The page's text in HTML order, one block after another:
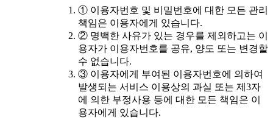
① 이용자번호 및 비밀번호에 대한 모든 관리
책임은 이용자에게 있습니다.
② 명백한 사유가 있는 경우를 제외하고는 이
용자가 이용자번호를 공유, 양도 또는 변경할
수 없습니다.
③ 이용자에게 부여된 이용자번호에 의하여
발생되는 서비스 이용상의 과실 또는 제3자
에 의한 부정사용 등에 대한 모든 책임은 이
용자에게 있습니다.